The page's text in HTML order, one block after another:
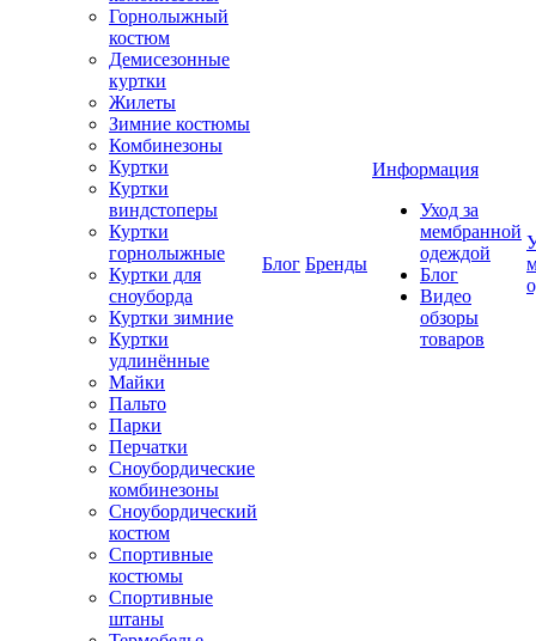
Горнолыжный
костюм
Демисезонные
куртки
Жилеты
Зимние костюмы
Комбинезоны
Куртки
Куртки
виндстоперы
Куртки
горнолыжные
Куртки для
сноуборда
Куртки зимние
Куртки
удлинённые
Майки
Пальто
Парки
Перчатки
Сноубордические
комбинезоны
Сноубордический
костюм
Спортивные
костюмы
Спортивные
штаны
Блог Бренды
Информация
Уход за
мембранной
одеждой
Блог
Видео
обзоры
товаров